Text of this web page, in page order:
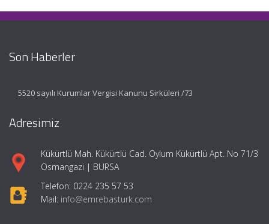
Son Haberler
5520 sayılı Kurumlar Vergisi Kanunu Sirküleri /73
Adresimiz
Kükürtlü Mah. Kükürtlü Cad. Oylum Kükürtlü Apt. No 71/3
Osmangazi | BURSA
Telefon: 0224 235 57 53
Mail: info@emrebasturk.com